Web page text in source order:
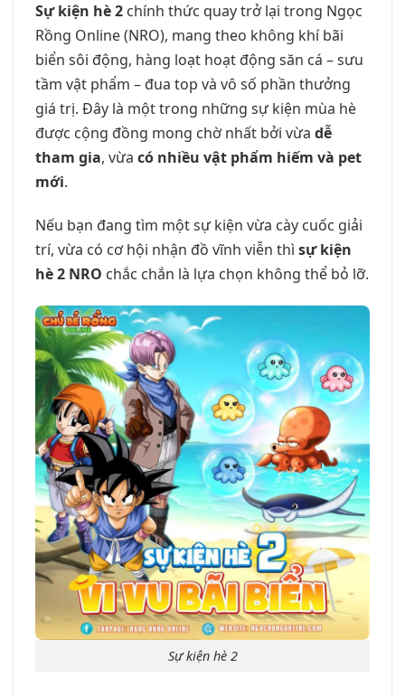
Sự kiện hè 2 chính thức quay trở lại trong Ngọc
Rồng Online (NRO), mang theo không khí bãi
biển sôi động, hàng loạt hoạt động săn cá – sưu
tầm vật phẩm – đua top và vô số phần thưởng
giá trị. Đây là một trong những sự kiện mùa hè
được cộng đồng mong chờ nhất bởi vừa dễ
tham gia, vừa có nhiều vật phẩm hiếm và pet
mới.
Nếu bạn đang tìm một sự kiện vừa cày cuốc giải
trí, vừa có cơ hội nhận đồ vĩnh viễn thì sự kiện
hè 2 NRO chắc chắn là lựa chọn không thể bỏ lỡ.
Sự kiện hè 2